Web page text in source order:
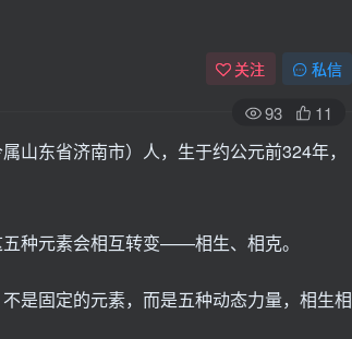
关注 私信
93 11
山东省济南市）人，生于约公元前324年，
种元素会相互转变——相生、相克。
是固定的元素，而是五种动态力量，相生相